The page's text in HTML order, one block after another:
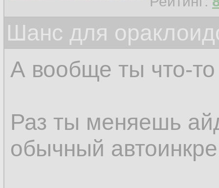
Шанс для
А вообще ты что-
Раз ты меняешь
обычный